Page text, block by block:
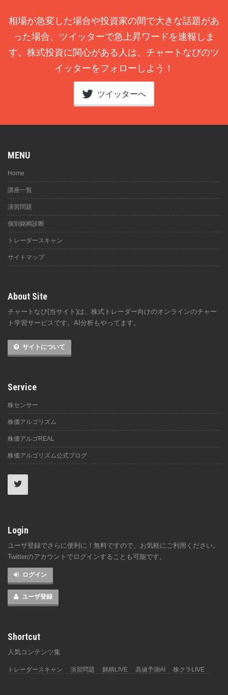
相場が急変した場合や投資家の間で大きな話題があ
った場合、ツイッターで急上昇ワードを速報しま
す。株式投資に関心がある人は、チャートなびのツ
イッターをフォローしよう！
ツイッターへ
MENU
Home
講座一覧
演習問題
個別銘柄診断
トレーダースキャン
サイトマップ
About Site
チャートなび(当サイト)は、株式トレーダー向けのオンラインのチャー
ト学習サービスです。AI分析もやってます。
サイトについて
Service
株センサー
株価アルゴリズム
株価アルゴREAL
株価アルゴリズム公式ブログ
Login
ユーザ登録でさらに便利に！無料ですので、お気軽にご利用ください。
Twitterのアカウントでログインすることも可能です。
ログイン
ユーザ登録
Shortcut
人気コンテンツ集
トレーダースキャン 演習問題 銘柄LIVE 高値予測AI 株クラLIVE